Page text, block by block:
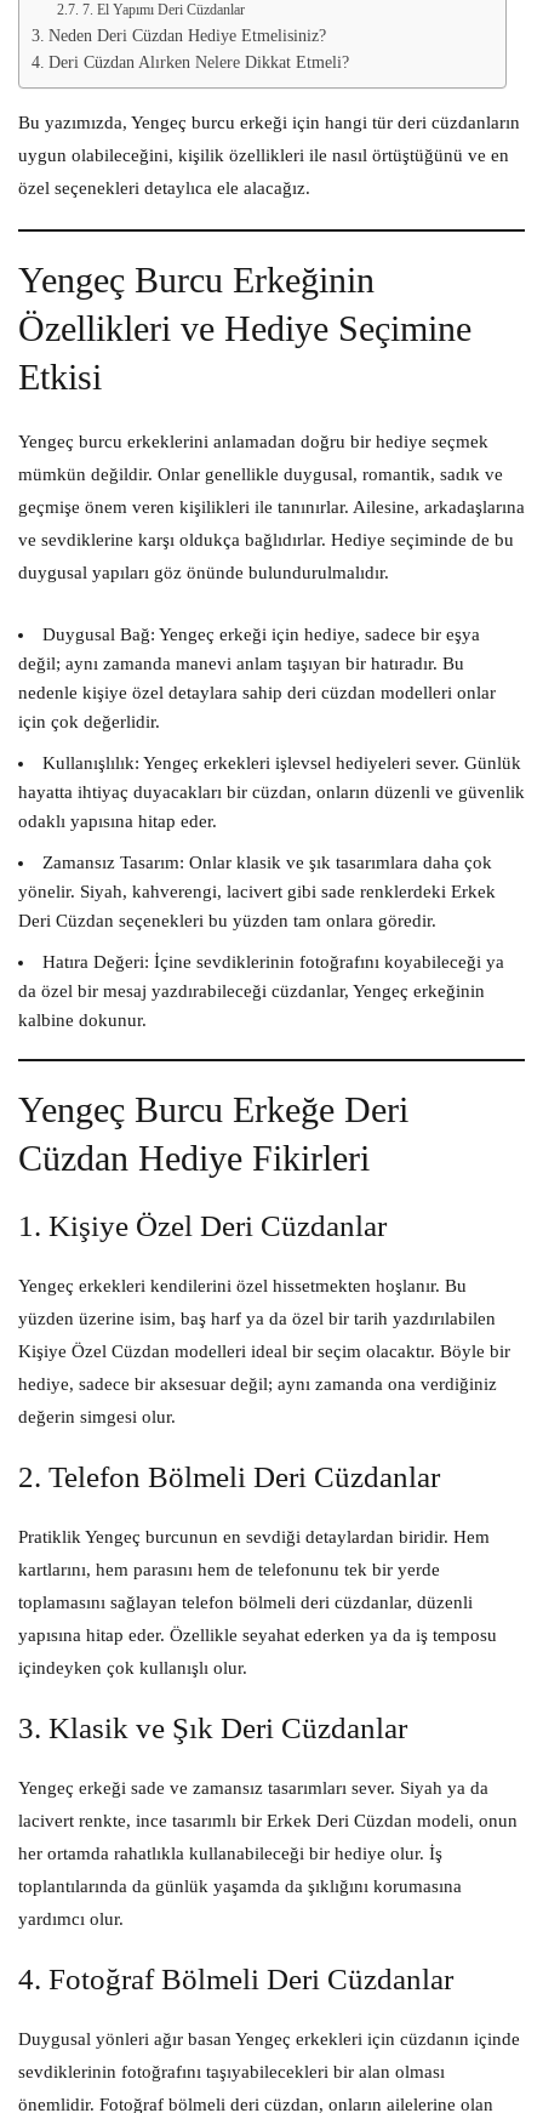
7. El Yapımı Deri Cüzdanlar
Neden Deri Cüzdan Hediye Etmelisiniz?
Deri Cüzdan Alırken Nelere Dikkat Etmeli?
Bu yazımızda, Yengeç burcu erkeği için hangi tür deri cüzdanların
uygun olabileceğini, kişilik özellikleri ile nasıl örtüştüğünü ve en
özel seçenekleri detaylıca ele alacağız.
Yengeç Burcu Erkeğinin
Özellikleri ve Hediye Seçimine
Etkisi
Yengeç burcu erkeklerini anlamadan doğru bir hediye seçmek
mümkün değildir. Onlar genellikle duygusal, romantik, sadık ve
geçmişe önem veren kişilikleri ile tanınırlar. Ailesine, arkadaşlarına
ve sevdiklerine karşı oldukça bağlıdırlar. Hediye seçiminde de bu
duygusal yapıları göz önünde bulundurulmalıdır.
Duygusal Bağ: Yengeç erkeği için hediye, sadece bir eşya
değil; aynı zamanda manevi anlam taşıyan bir hatıradır. Bu
nedenle kişiye özel detaylara sahip deri cüzdan modelleri onlar
için çok değerlidir.
Kullanışlılık: Yengeç erkekleri işlevsel hediyeleri sever. Günlük
hayatta ihtiyaç duyacakları bir cüzdan, onların düzenli ve güvenlik
odaklı yapısına hitap eder.
Zamansız Tasarım: Onlar klasik ve şık tasarımlara daha çok
yönelir. Siyah, kahverengi, lacivert gibi sade renklerdeki Erkek
Deri Cüzdan seçenekleri bu yüzden tam onlara göredir.
Hatıra Değeri: İçine sevdiklerinin fotoğrafını koyabileceği ya
da özel bir mesaj yazdırabileceği cüzdanlar, Yengeç erkeğinin
kalbine dokunur.
Yengeç Burcu Erkeğe Deri
Cüzdan Hediye Fikirleri
1. Kişiye Özel Deri Cüzdanlar
Yengeç erkekleri kendilerini özel hissetmekten hoşlanır. Bu
yüzden üzerine isim, baş harf ya da özel bir tarih yazdırılabilen
Kişiye Özel Cüzdan modelleri ideal bir seçim olacaktır. Böyle bir
hediye, sadece bir aksesuar değil; aynı zamanda ona verdiğiniz
değerin simgesi olur.
2. Telefon Bölmeli Deri Cüzdanlar
Pratiklik Yengeç burcunun en sevdiği detaylardan biridir. Hem
kartlarını, hem parasını hem de telefonunu tek bir yerde
toplamasını sağlayan telefon bölmeli deri cüzdanlar, düzenli
yapısına hitap eder. Özellikle seyahat ederken ya da iş temposu
içindeyken çok kullanışlı olur.
3. Klasik ve Şık Deri Cüzdanlar
Yengeç erkeği sade ve zamansız tasarımları sever. Siyah ya da
lacivert renkte, ince tasarımlı bir Erkek Deri Cüzdan modeli, onun
her ortamda rahatlıkla kullanabileceği bir hediye olur. İş
toplantılarında da günlük yaşamda da şıklığını korumasına
yardımcı olur.
4. Fotoğraf Bölmeli Deri Cüzdanlar
Duygusal yönleri ağır basan Yengeç erkekleri için cüzdanın içinde
sevdiklerinin fotoğrafını taşıyabilecekleri bir alan olması
önemlidir. Fotoğraf bölmeli deri cüzdan, onların ailelerine olan